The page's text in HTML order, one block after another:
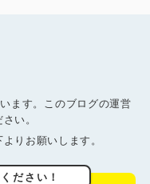
ます。このブログの運営
い。
りお願いします。
ださい！